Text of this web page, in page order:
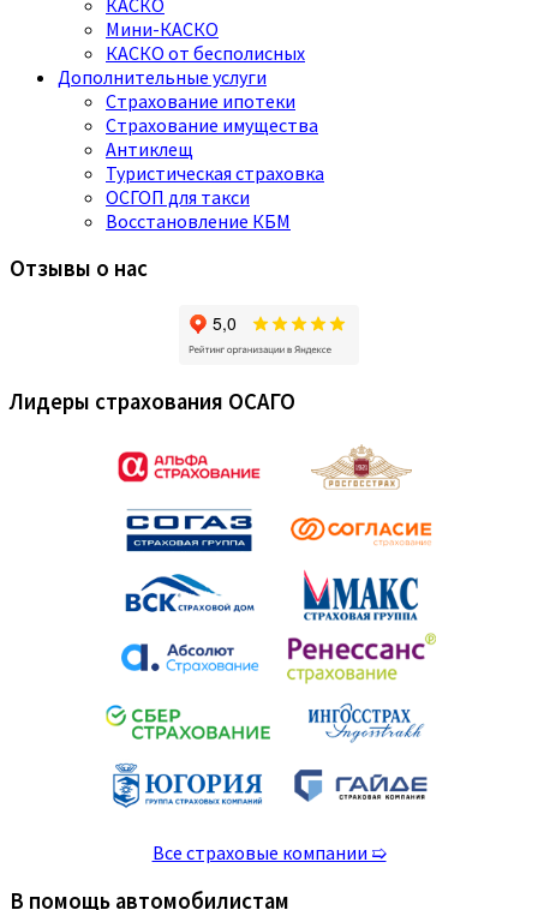
Мини-КАСКО
КАСКО от бесполисных
Дополнительные услуги
Страхование ипотеки
Страхование имущества
Антиклещ
Туристическая страховка
ОСГОП для такси
Восстановление КБМ
Отзывы о нас
Лидеры страхования ОСАГО
Все страховые компании ➯
В помощь автомобилистам